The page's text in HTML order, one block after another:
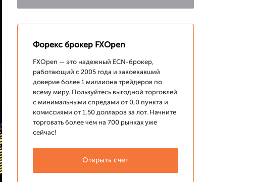
Форекс брокер FXOpen
FXOpen — это надежный ECN-брокер,
работающий с 2005 года и завоевавший
доверие более 1 миллиона трейдеров по
всему миру. Пользуйтесь выгодной торговлей
с минимальными спредами от 0,0 пункта и
комиссиями от 1,50 долларов за лот. Начните
торговать более чем на 700 рынках уже
сейчас!
Открыть счет